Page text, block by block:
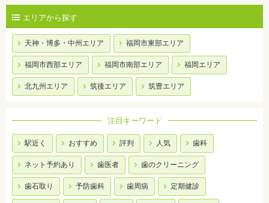
エリアから探す
天神・博多・中州エリア 福岡市東部エリア
福岡市西部エリア 福岡市南部エリア 福岡エリア
北九州エリア 筑後エリア 筑豊エリア
注目キーワード
駅近く おすすめ 評判 人気 歯科
ネット予約あり 歯医者 歯のクリーニング
歯石取り 予防歯科 歯周病 定期健診